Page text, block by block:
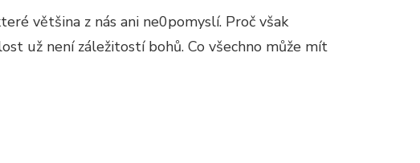
většina z nás ani ne0pomyslí. Proč však
už není záležitostí bohů. Co všechno může mít